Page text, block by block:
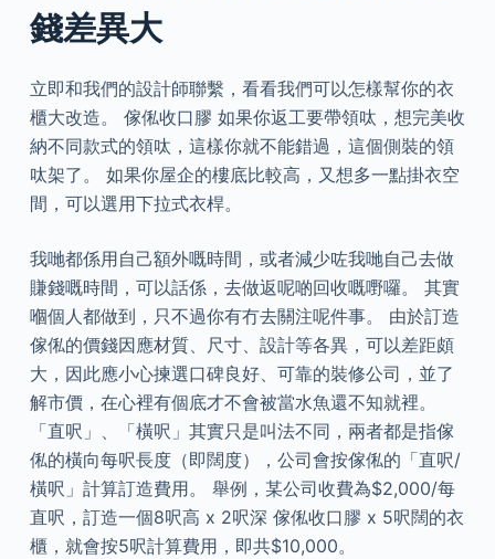
錢差異大
立即和我們的設計師聯繫，看看我們可以怎樣幫你的衣
櫃大改造。 傢俬收口膠 如果你返工要帶領呔，想完美收
納不同款式的領呔，這樣你就不能錯過，這個側裝的領
呔架了。 如果你屋企的樓底比較高，又想多一點掛衣空
間，可以選用下拉式衣桿。
我哋都係用自己額外嘅時間，或者減少咗我哋自己去做
賺錢嘅時間，可以話係，去做返呢啲回收嘅嘢囉。 其實
嗰個人都做到，只不過你有冇去關注呢件事。 由於訂造
傢俬的價錢因應材質、尺寸、設計等各異，可以差距頗
大，因此應小心揀選口碑良好、可靠的裝修公司，並了
解市價，在心裡有個底才不會被當水魚還不知就裡。
「直呎」、「橫呎」其實只是叫法不同，兩者都是指傢
俬的橫向每呎長度（即闊度），公司會按傢俬的「直呎/
橫呎」計算訂造費用。 舉例，某公司收費為$2,000/每
直呎，訂造一個8呎高 x 2呎深 傢俬收口膠 x 5呎闊的衣
櫃，就會按5呎計算費用，即共$10,000。